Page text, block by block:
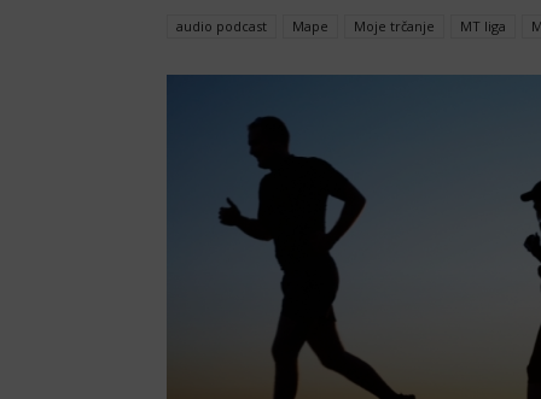
audio podcast Mape Moje trčanje MT liga